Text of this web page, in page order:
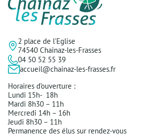
2 place de l'Eglise
74540 Chainaz-les-Frasses
04 50 52 55 39
accueil@chainaz-les-frasses.fr
Horaires d’ouverture :
Lundi 15h- 18h
Mardi 8h30 – 11h
Mercredi 14h – 16h
Jeudi 8h30 – 11h
Permanence des élus sur rendez-vous